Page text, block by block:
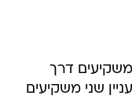
דרך
שני משקיעים